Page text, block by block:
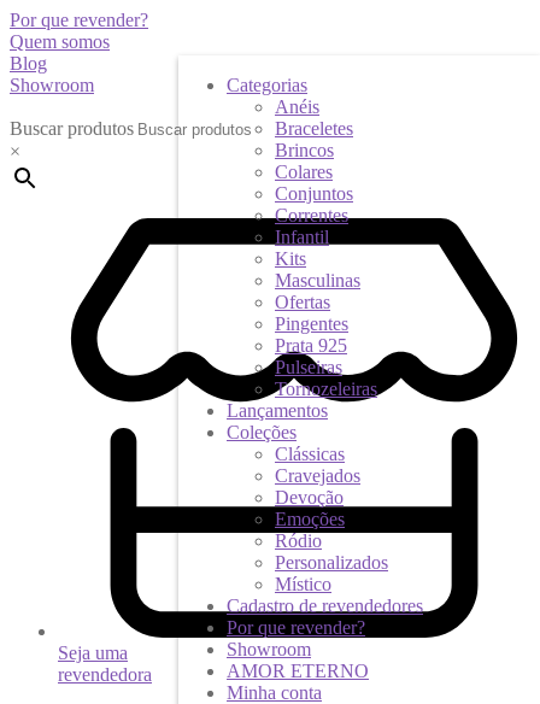
Por que revender?
Quem somos
Blog
Showroom
Buscar produtos
×
Seja uma
revendedora
Categorias
Anéis
Braceletes
Brincos
Colares
Conjuntos
Correntes
Infantil
Kits
Masculinas
Ofertas
Pingentes
Prata 925
Pulseiras
Tornozeleiras
Lançamentos
Coleções
Clássicas
Cravejados
Devoção
Emoções
Ródio
Personalizados
Místico
Cadastro de revendedores
Por que revender?
Showroom
AMOR ETERNO
Minha conta